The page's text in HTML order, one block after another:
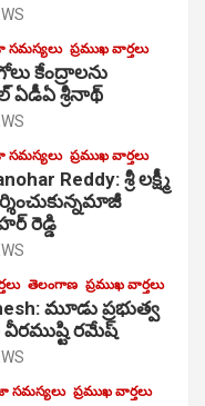
సమస్యలు ప్రముఖ వార్తలు
కేంద్రాల‌ను
ఏడీఏ శ్రీనాథ్
సమస్యలు ప్రముఖ వార్తలు
Reddy: శ్రీ లక్ష్మీ
రెడ్డి
తెలంగాణ ప్రముఖ వార్తలు
మూడు ప్రభుత్వ
రమేష్
సమస్యలు ప్రముఖ వార్తలు